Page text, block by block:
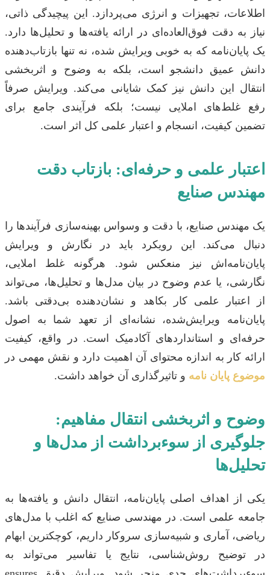
اطلاعات، تجهیزات و انرژی می‌پردازد. این پیچیدگی ذاتی،
نیاز به دقت فوق‌العاده‌ای در ارائه یافته‌ها و تحلیل‌ها دارد.
یک پایان‌نامه که به خوبی ویرایش شده، نه تنها بازتاب‌دهنده
دانش عمیق دانشجو است، بلکه به وضوح و اثربخشی
انتقال این دانش نیز کمک شایانی می‌کند. ویرایش صرفاً
رفع غلط‌های املایی نیست؛ بلکه فرآیندی جامع برای
تضمین کیفیت، انسجام و اعتبار علمی کل اثر است.
اعتبار علمی و حرفه‌ای: بازتاب دقت
مهندس صنایع
یک مهندس صنایع، با دقت و وسواس بهینه‌سازی فرآیندها را
دنبال می‌کند. این رویکرد باید در نگارش و ویرایش
پایان‌نامه‌اش نیز منعکس شود. هرگونه غلط املایی،
نگارشی، یا عدم وضوح در بیان مدل‌ها و تحلیل‌ها، می‌تواند
از اعتبار علمی کار بکاهد و نشان‌دهنده بی‌دقتی باشد.
پایان‌نامه ویرایش‌شده، نشانه‌ای از تعهد شما به اصول
حرفه‌ای و استانداردهای آکادمیک است. در واقع، کیفیت
ارائه کار به اندازه محتوای آن اهمیت دارد و نقش مهمی در
موضوع پایان نامه و تاثیرگذاری آن خواهد داشت.
وضوح و اثربخشی انتقال مفاهیم:
جلوگیری از سوءبرداشت از مدل‌ها و
تحلیل‌ها
یکی از اهداف اصلی پایان‌نامه، انتقال دانش و یافته‌ها به
جامعه علمی است. در مهندسی صنایع که اغلب با مدل‌های
ریاضی، آماری و شبیه‌سازی سروکار داریم، کوچکترین ابهام
در توضیح روش‌شناسی، نتایج یا تفاسیر می‌تواند به